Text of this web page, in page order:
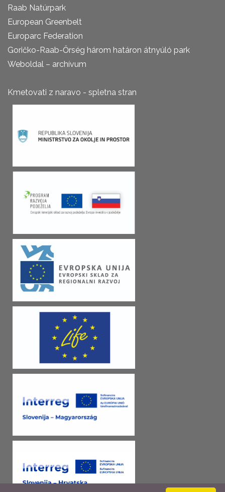
Raab Natúrpark
European Greenbelt
Europarc Federation
Goričko-Raab-Őrség három határon átnyúló park
Weboldal – archívum
Kmetovati z naravo - spletna stran